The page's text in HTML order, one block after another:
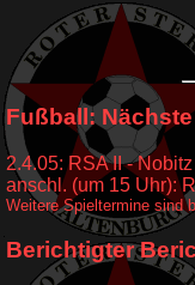
Fußball:
2.4.05: RSA II -
anschl. (um 15 Uhr):
Weitere Spieltermine sind
Berichtigter